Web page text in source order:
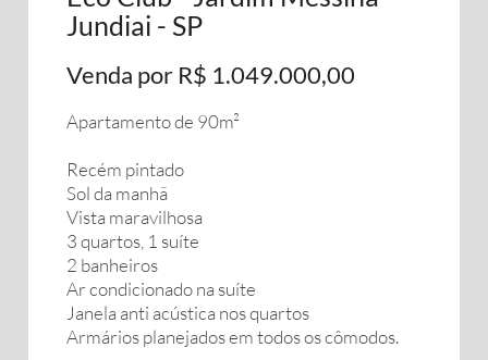
Jundiai - SP
Venda por R$ 1.049.000,00
Apartamento de 90m²
Recém pintado
Sol da manhã
Vista maravilhosa
3 quartos, 1 suíte
2 banheiros
Ar condicionado na suíte
Janela anti acústica nos quartos
Armários planejados em todos os cômodos.